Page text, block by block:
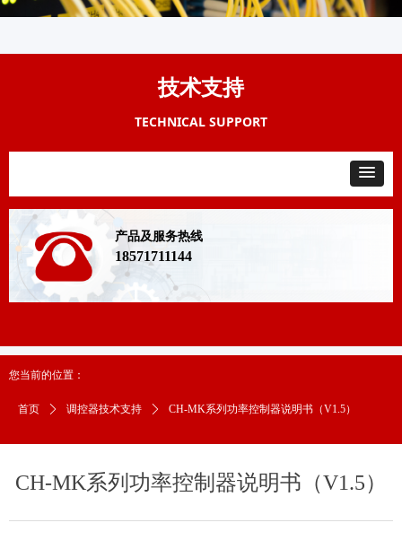
您当前的位置：
首页 ꄲ 调控器技术支持 ꄲ CH-MK系列功率控制器说明书（V1.5）
CH-MK系列功率控制器说明书（V1.5）
技术支持
TECHNICAL SUPPORT
产品及服务热线
18571711144